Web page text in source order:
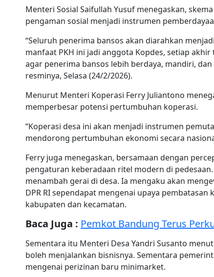
Menteri Sosial Saifullah Yusuf menegaskan,
pengaman sosial menjadi instrumen
“Seluruh penerima bansos akan diarahkan
manfaat PKH ini jadi anggota Kopdes, setiap
agar penerima bansos lebih berdaya, mandiri,
resminya, Selasa (24/2/2026).
Menurut Menteri Koperasi Ferry Juliantono
memperbesar potensi pertumbuhan koperasi.
“Koperasi desa ini akan menjadi instrumen
mendorong pertumbuhan ekonomi secara
Ferry juga menegaskan, bersamaan dengan
pengaturan keberadaan ritel modern di
menambah gerai di desa. Ia mengaku akan
DPR RI sependapat mengenai upaya
kabupaten dan kecamatan.
Baca Juga : Pemkot Bandung Terus
Sementara itu Menteri Desa Yandri Susanto
boleh menjalankan bisnisnya. Sementara
mengenai perizinan baru minimarket.